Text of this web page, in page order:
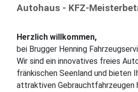
Autohaus - KFZ-
Herzlich willkommen,
bei Brugger Henning
Wir sind ein innovatives freies
fränkischen Seenland und bieten
attraktiven Gebrauchtfahrzeugen